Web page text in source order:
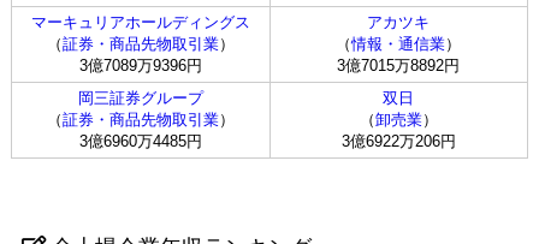
マーキュリアホールディングス
（証券・商品先物取引業）
3億7089万9396円
アカツキ
（情報・通信業）
3億7015万8892円
岡三証券グループ
（証券・商品先物取引業）
3億6960万4485円
双日
（卸売業）
3億6922万206円